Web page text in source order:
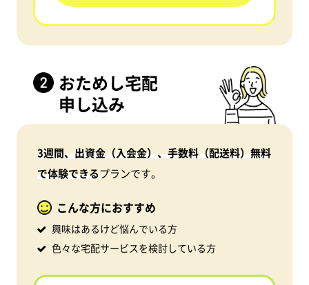
おためし宅配
申し込み
3週間、出資金（入会金）、手数料（配送料）無料
で体験できるプランです。
こんな方におすすめ
興味はあるけど悩んでいる方
色々な宅配サービスを検討している方